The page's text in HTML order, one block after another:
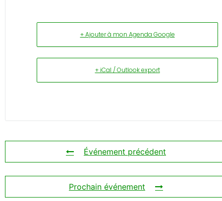
+ Ajouter à mon Agenda Google
+ iCal / Outlook export
Événement précédent
Prochain événement